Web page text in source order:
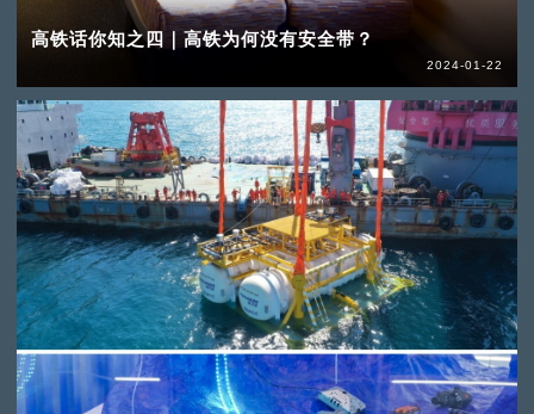
高铁话你知之四｜高铁为何没有安全带？
2024-01-22